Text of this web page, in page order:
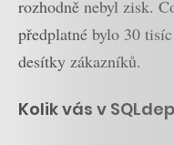
rozhodně nebyl zisk.
předplatné bylo 30
desítky zákazníků.
Kolik vás v